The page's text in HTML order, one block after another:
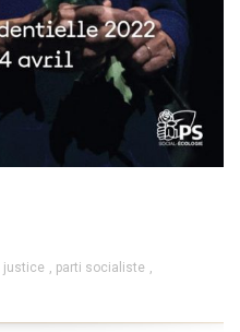
justice , parti socialiste ,